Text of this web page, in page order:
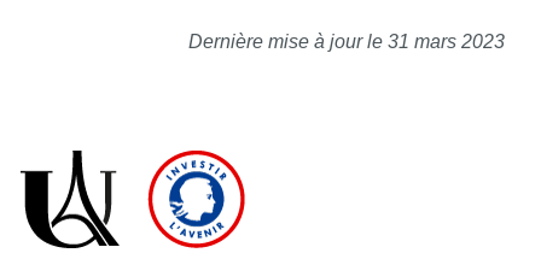
Dernière mise à jour le 31 mars 2023